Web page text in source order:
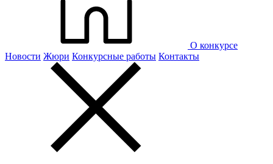
О конкурсе
Новости Жюри Конкурсные работы Контакты